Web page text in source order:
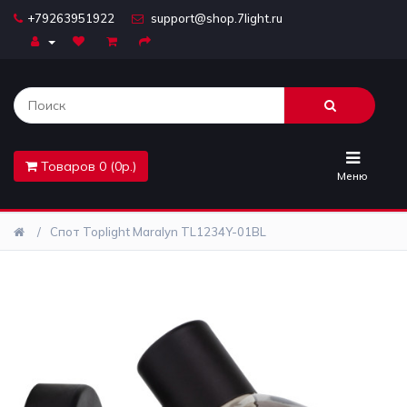
+79263951922 support@shop.7light.ru
Товаров 0 (0р.)
Меню
Комплектующие
Лайтбоксы
Предметы
интерьера
Спот Toplight Maralyn TL1234Y-01BL